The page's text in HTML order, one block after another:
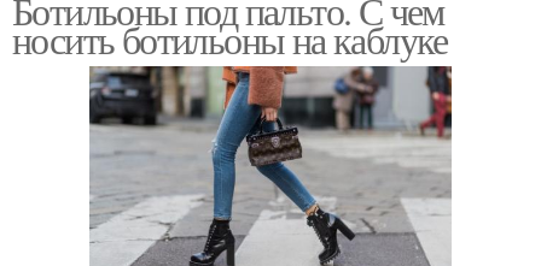
Ботильоны под пальто. С чем
носить ботильоны на каблуке